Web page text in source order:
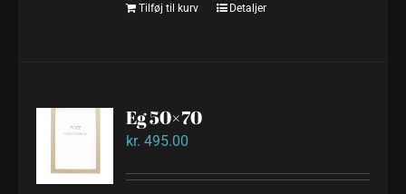
Tilføj til kurv Detaljer
Eg 50×70
kr. 495.00